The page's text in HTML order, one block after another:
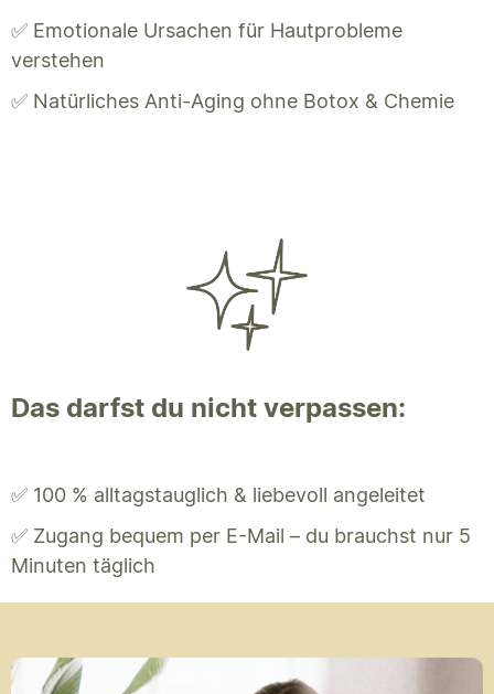
✅ Emotionale Ursachen für Hautprobleme
verstehen
✅ Natürliches Anti-Aging ohne Botox & Chemie
Das darfst du nicht verpassen:
✅ 100 % alltagstauglich & liebevoll angeleitet
✅ Zugang bequem per E-Mail – du brauchst nur 5
Minuten täglich